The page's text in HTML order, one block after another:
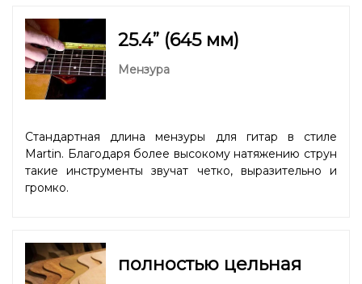
25.4” (645 мм)
Мензура
Стандартная длина мензуры для гитар в стиле
Martin. Благодаря более высокому натяжению струн
такие инструменты звучат четко, выразительно и
громко.
полностью цельная